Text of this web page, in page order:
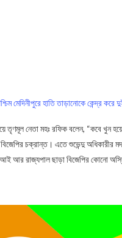
মেদিনীপুরে হাতি তাড়ানোকে কেন্দ্র
তৃণমূল নেতা মহঃ রফিক বলেন, “কবে
চক্রান্ত। এতে শুভেন্দু অধিকারীর
আর রাজ্যপাল ছাড়া বিজেপির কোনো